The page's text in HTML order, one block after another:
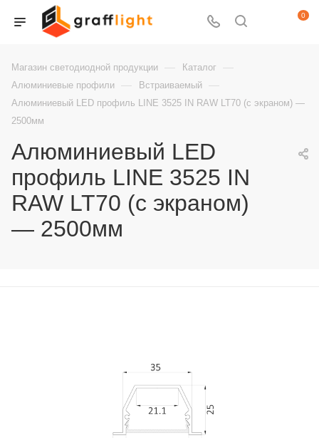
0
Магазин светодиодной продукции — Каталог —
Алюминиевые профили — Встраиваемый —
Алюминиевый LED профиль LINE 3525 IN RAW LT70 (с экраном) —
2500мм
Алюминиевый LED
профиль LINE 3525 IN
RAW LT70 (с экраном)
— 2500мм